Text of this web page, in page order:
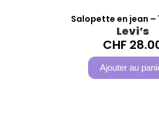
Salopette en jean –
Levi’s
CHF
Ajouter au